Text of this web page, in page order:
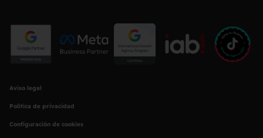
Aviso legal
Política de privacidad
Configuración de cookies